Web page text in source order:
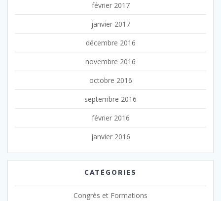
février 2017
janvier 2017
décembre 2016
novembre 2016
octobre 2016
septembre 2016
février 2016
janvier 2016
CATÉGORIES
Congrès et Formations